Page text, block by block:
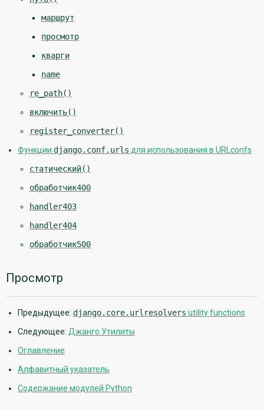
маршрут
просмотр
кварги
name
re_path()
включить()
register_converter()
Функции django.conf.urls для использования в URLconfs
статический()
обработчик400
handler403
handler404
обработчик500
Просмотр
Предыдущее: django.core.urlresolvers utility functions
Следующее: Джанго Утилиты
Оглавление
Алфавитный указатель
Содержание модулей Python